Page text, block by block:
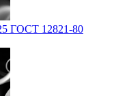
ГОСТ 12821-80